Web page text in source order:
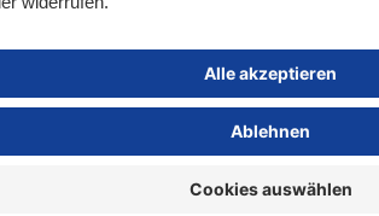
200 g(19,75 € / 1 kg)